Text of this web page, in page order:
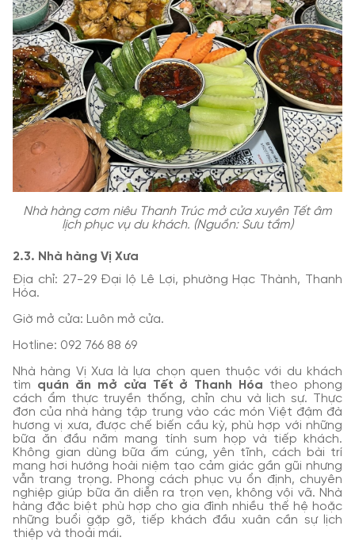
Nhà hàng cơm niêu Thanh Trúc mở cửa xuyên Tết âm
lịch phục vụ du khách. (Nguồn: Sưu tầm)
2.3. Nhà hàng Vị Xưa
Địa chỉ: 27-29 Đại lộ Lê Lợi, phường Hạc Thành, Thanh
Hóa.
Giờ mở cửa: Luôn mở cửa.
Hotline: 092 766 88 69
Nhà hàng Vị Xưa là lựa chọn quen thuộc với du khách
tìm quán ăn mở cửa Tết ở Thanh Hóa theo phong
cách ẩm thực truyền thống, chỉn chu và lịch sự. Thực
đơn của nhà hàng tập trung vào các món Việt đậm đà
hương vị xưa, được chế biến cầu kỳ, phù hợp với những
bữa ăn đầu năm mang tính sum họp và tiếp khách.
Không gian dùng bữa ấm cúng, yên tĩnh, cách bài trí
mang hơi hướng hoài niệm tạo cảm giác gần gũi nhưng
vẫn trang trọng. Phong cách phục vụ ổn định, chuyên
nghiệp giúp bữa ăn diễn ra trọn vẹn, không vội vã. Nhà
hàng đặc biệt phù hợp cho gia đình nhiều thế hệ hoặc
những buổi gặp gỡ, tiếp khách đầu xuân cần sự lịch
thiệp và thoải mái.